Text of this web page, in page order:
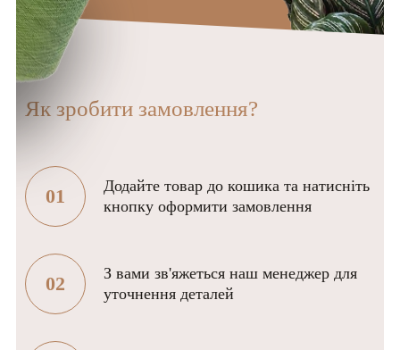
Як зробити замовлення?
01
Додайте товар до кошика та натисніть
кнопку оформити замовлення
02
З вами зв'яжеться наш менеджер для
уточнення деталей